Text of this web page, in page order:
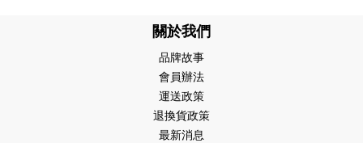
關於我們
品牌故事
會員辦法
運送政策
退換貨政策
最新消息